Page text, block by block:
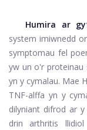
Humira ar
system imiwnedd
symptomau fel
yw un o'r proteinau
yn y cymalau. Mae
TNF-alffa yn y
dilyniant difrod ar
drin arthritis